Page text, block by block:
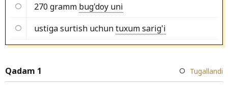
270 gramm bug'doy uni
ustiga surtish uchuntuxum sarig'i
Qadam 1 Tugallandi